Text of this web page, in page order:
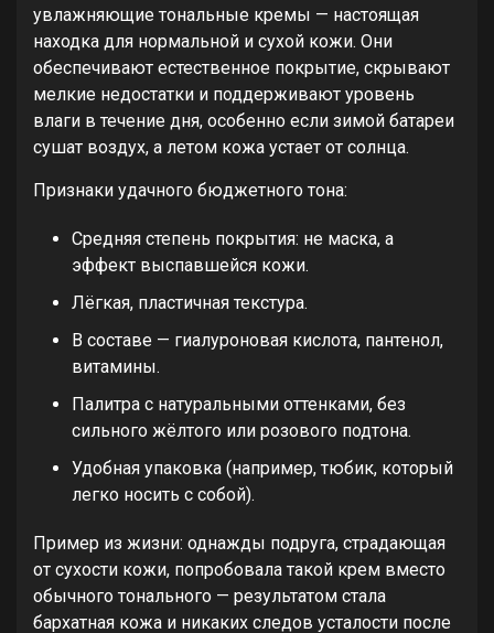
увлажняющие тональные кремы — настоящая
находка для нормальной и сухой кожи. Они
обеспечивают естественное покрытие, скрывают
мелкие недостатки и поддерживают уровень
влаги в течение дня, особенно если зимой батареи
сушат воздух, а летом кожа устает от солнца.
Признаки удачного бюджетного тона:
Средняя степень покрытия: не маска, а
эффект выспавшейся кожи.
Лёгкая, пластичная текстура.
В составе — гиалуроновая кислота, пантенол,
витамины.
Палитра с натуральными оттенками, без
сильного жёлтого или розового подтона.
Удобная упаковка (например, тюбик, который
легко носить с собой).
Пример из жизни: однажды подруга, страдающая
от сухости кожи, попробовала такой крем вместо
обычного тонального — результатом стала
бархатная кожа и никаких следов усталости после